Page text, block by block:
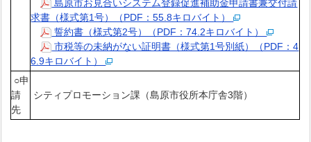
島原市お見合いシステム登録促進補助金申請書兼交付請
求書（様式第1号）（PDF：55.8キロバイト）
誓約書（様式第2号）（PDF：74.2キロバイト）
市税等の未納がない証明書（様式第1号別紙）（PDF：4
6.9キロバイト）
○申
請
先
シティプロモーション課（島原市役所本庁舎3階）